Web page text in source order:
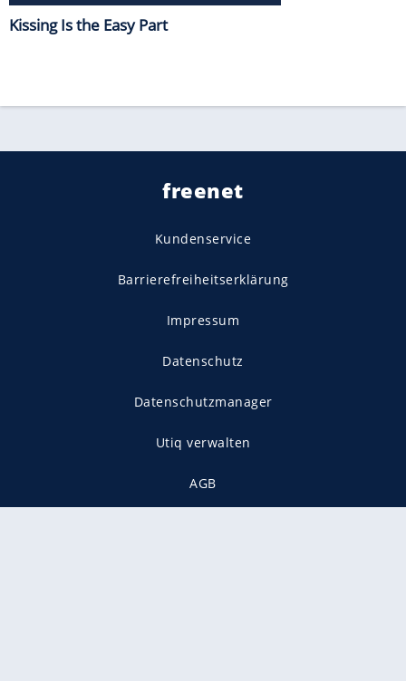
Kissing Is the Easy Part
freenet
Kundenservice
Barrierefreiheitserklärung
Impressum
Datenschutz
Datenschutzmanager
Utiq verwalten
AGB